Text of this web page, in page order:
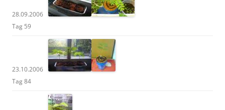
28.09.2006
Tag 59
23.10.2006
Tag 84